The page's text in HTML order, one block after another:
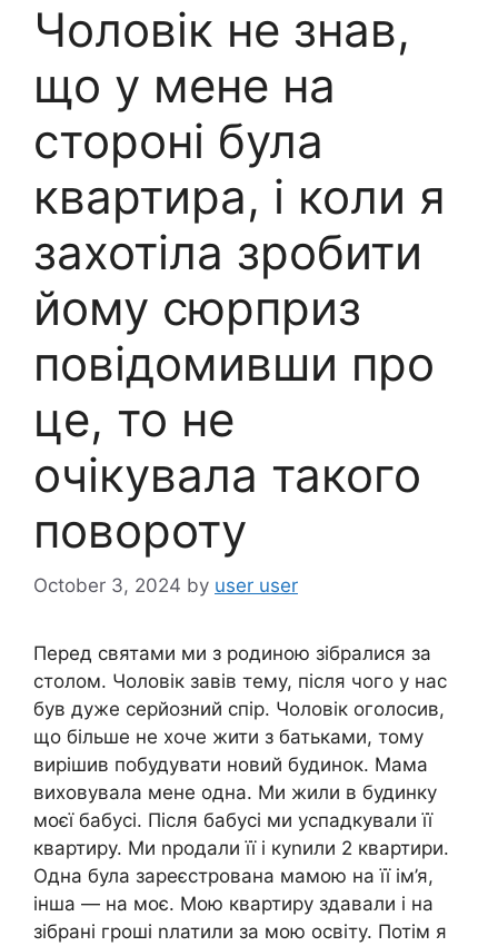
Чоловік не знав,
що у мене на
стороні була
квартира, і коли я
захотіла зробити
йому сюрприз
повідомивши про
це, то не
очікувала такого
повороту
October 3, 2024 by user user
Перед святами ми з родиною зібралися за
столом. Чоловік завів тему, після чого у нас
був дуже серйозний спір. Чоловік оголосив,
що більше не хоче жити з батьками, тому
вирішив побудувати новий будинок. Мама
виховувала мене одна. Ми жили в будинку
моєї бабусі. Після бабусі ми успадкували її
квартиру. Ми nродали її і куnили 2 квартири.
Одна була зареєстрована мамою на її ім’я,
інша — на моє. Mою квартиру здавали і на
зібрані гроші nлатили за мою освіту. Потім я